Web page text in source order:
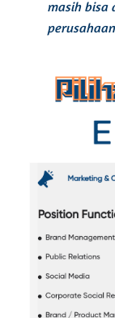
masih bisa